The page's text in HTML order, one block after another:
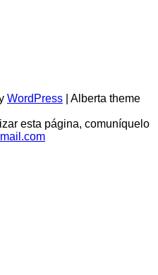
WordPress
Alberta theme
esta página, comuníquelo